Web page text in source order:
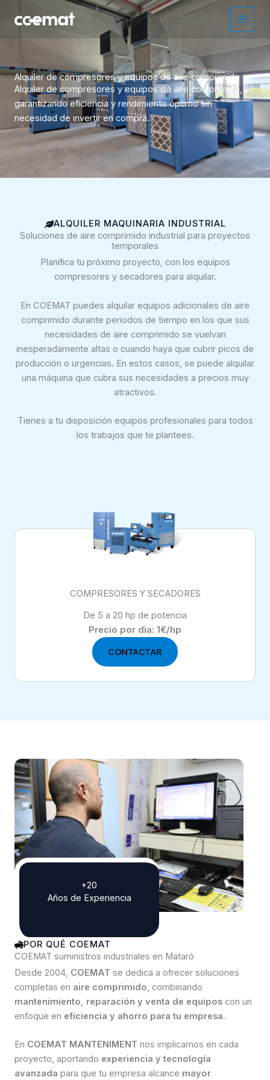
Alquiler de compresores y equipos de aire comprimido
Alquiler de compresores y equipos de aire comprimido,
garantizando eficiencia y rendimiento óptimo sin
necesidad de invertir en compra.
ALQUILER MAQUINARIA INDUSTRIAL
Soluciones de aire comprimido industrial para proyectos
temporales
Planifica tu próximo proyecto, con los equipos
compresores y secadores para alquilar.
En COEMAT puedes alquilar equipos adicionales de aire
comprimido durante periodos de tiempo en los que sus
necesidades de aire comprimido se vuelvan
inesperadamente altas o cuando haya que cubrir picos de
producción o urgencias. En estos casos, se puede alquilar
una máquina que cubra sus necesidades a precios muy
atractivos.
Tienes a tu disposición equipos profesionales para todos
los trabajos que te plantees.
COMPRESORES Y SECADORES
De 5 a 20 hp de potencia
Precio por dia: 1€/hp
CONTACTAR
+20
Años de Experiencia
POR QUÉ COEMAT
COEMAT suministros industriales en Mataró
Desde 2004, COEMAT se dedica a ofrecer soluciones
completas en aire comprimido, combinando
mantenimiento, reparación y venta de equipos con un
enfoque en eficiencia y ahorro para tu empresa.
En COEMAT MANTENIMENT nos implicamos en cada
proyecto, aportando experiencia y tecnología
avanzada para que tu empresa alcance mayor